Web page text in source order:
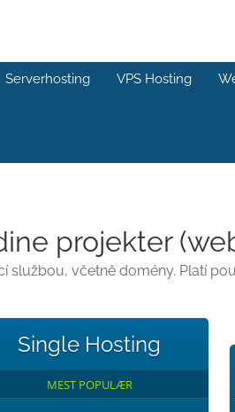
Serverhosting VPS Hosting
projekter
včetně domény. Platí
Single Hosting
MEST POPULÆR